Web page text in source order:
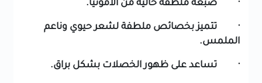
· صبغة ملطفة خالية من الأمونيا.
· تتميز بخصائص ملطفة لشعر حيوي وناعم
الملمس.
· تساعد على ظهور الخصلات بشكل براق.